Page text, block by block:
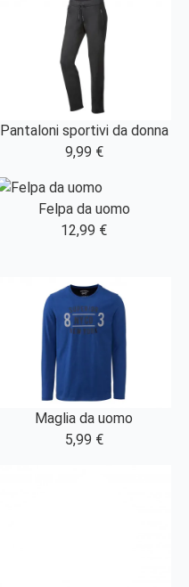
Pantaloni sportivi da donna
9,99 €
Felpa da uomo
12,99 €
Maglia da uomo
5,99 €